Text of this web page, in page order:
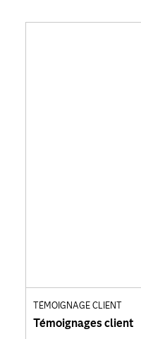
TÉMOIGNAGE CLIENT
Témoignages client